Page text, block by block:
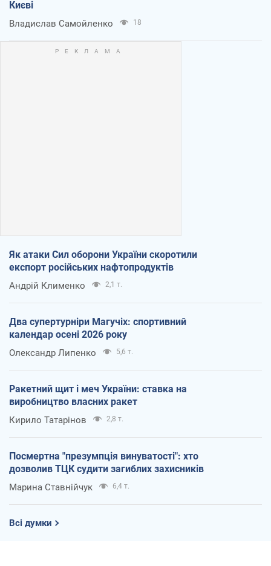
Києві
Владислав Самойленко 18
Як атаки Сил оборони України скоротили
експорт російських нафтопродуктів
Андрій Клименко 2,1 т.
Два супертурніри Магучіх: спортивний
календар осені 2026 року
Олександр Липенко 5,6 т.
Ракетний щит і меч України: ставка на
виробництво власних ракет
Кирило Татарінов 2,8 т.
Посмертна "презумпція винуватості": хто
дозволив ТЦК судити загиблих захисників
Марина Ставнійчук 6,4 т.
Всі думки